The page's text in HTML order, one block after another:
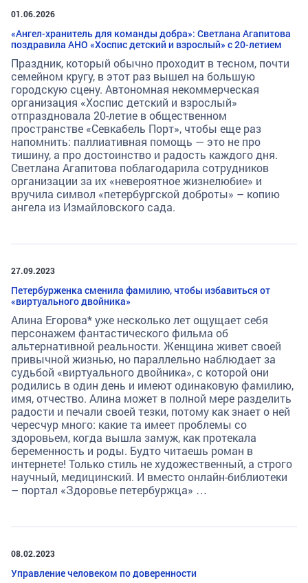
01.06.2026
«Ангел-хранитель для команды добра»: Светлана Агапитова
поздравила АНО «Хоспис детский и взрослый» с 20-летием
Праздник, который обычно проходит в тесном, почти
семейном кругу, в этот раз вышел на большую
городскую сцену. Автономная некоммерческая
организация «Хоспис детский и взрослый»
отпраздновала 20-летие в общественном
пространстве «Севкабель Порт», чтобы еще раз
напомнить: паллиативная помощь — это не про
тишину, а про достоинство и радость каждого дня.
Светлана Агапитова поблагодарила сотрудников
организации за их «невероятное жизнелюбие» и
вручила символ «петербургской доброты» – копию
ангела из Измайловского сада.
27.09.2023
Петербурженка сменила фамилию, чтобы избавиться от
«виртуального двойника»
Алина Егорова* уже несколько лет ощущает себя
персонажем фантастического фильма об
альтернативной реальности. Женщина живет своей
привычной жизнью, но параллельно наблюдает за
судьбой «виртуального двойника», с которой они
родились в один день и имеют одинаковую фамилию,
имя, отчество. Алина может в полной мере разделить
радости и печали своей тезки, потому как знает о ней
чересчур много: какие та имеет проблемы со
здоровьем, когда вышла замуж, как протекала
беременность и роды. Будто читаешь роман в
интернете! Только стиль не художественный, а строго
научный, медицинский. И вместо онлайн-библиотеки
– портал «Здоровье петербуржца» …
08.02.2023
Управление человеком по доверенности